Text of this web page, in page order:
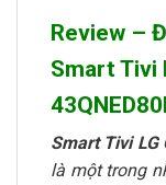
Review –
Smart Tivi
Smart Tivi LG
là một trong